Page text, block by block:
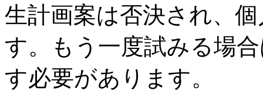
生計画案は否決され、
す。もう一度試みる場
す必要があります。